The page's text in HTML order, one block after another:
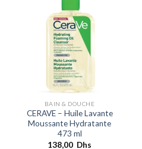
BAIN & DOUCHE
CERAVE – Huile Lavante
Moussante Hydratante
473 ml
138,00 Dhs